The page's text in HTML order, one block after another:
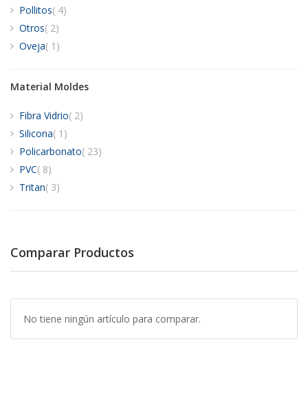
Pollitos 4artículos
Otros 2artículos
Oveja 1 artículo
Material Moldes
Fibra Vidrio 2artículos
Silicona 1 artículo
Policarbonato 23artículos
PVC 8artículos
Tritan 3artículos
Comparar Productos
No tiene ningún artículo para comparar.